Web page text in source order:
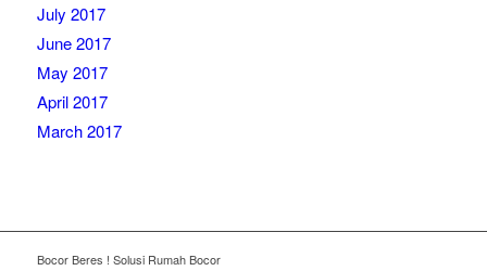
July 2017
June 2017
May 2017
April 2017
March 2017
Bocor Beres ! Solusi Rumah Bocor